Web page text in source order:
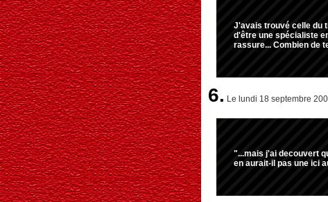
J'avais trouvé celle du
d'être une spécialiste
rassure... Combien de
6. Le lundi 18 septembre
"...mais j'ai decouvert
en aurait-il pas une ici